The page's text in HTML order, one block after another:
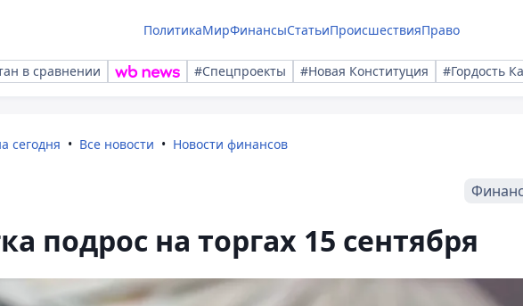
ПолитикаМирФинансыСтатьиПроисшествияПраво
в сравнении #Спецпроекты #Новая Конституция #Гордость
сегодня Все новости Новости финансов
подрос на торгах 15 сентября